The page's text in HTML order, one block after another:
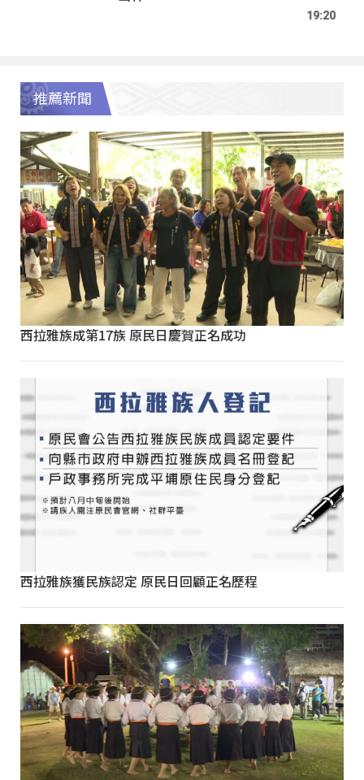
19:20
推薦新聞
西拉雅族成第17族 原民日慶賀正名成功
西拉雅族獲民族認定 原民日回顧正名歷程